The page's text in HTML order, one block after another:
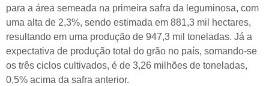
para a área semeada na primeira safra da leguminosa, com
uma alta de 2,3%, sendo estimada em 881,3 mil hectares,
resultando em uma produção de 947,3 mil toneladas. Já a
expectativa de produção total do grão no país, somando-se
os três ciclos cultivados, é de 3,26 milhões de toneladas,
0,5% acima da safra anterior.